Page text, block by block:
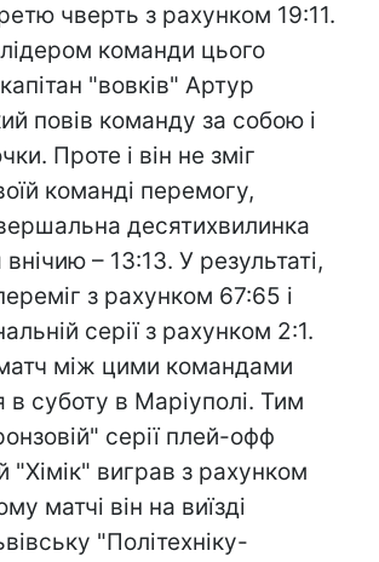
чверть з рахунком 19:11.
команди цього
"вовків" Артур
повів команду за собою і
Проте і він не зміг
команді перемогу,
десятихвилинка
внічию – 13:13. У результаті,
з рахунком 67:65 і
серії з рахунком 2:1.
між цими командами
в суботу в Маріуполі. Тим
серії плей-офф
виграв з рахунком
матчі він на виїзді
"Політехніку-